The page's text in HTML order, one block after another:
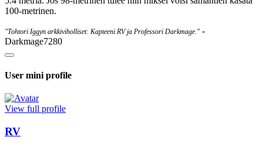
100-metrinen.
"Tohtori Iggyn arkkiviholliset: Kapteeni RV ja Professori Darkmage." -
Darkmage7280
User mini profile
View full profile
RV